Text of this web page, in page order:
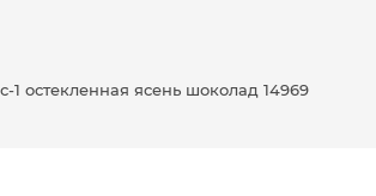
остекленная ясень шоколад 14969